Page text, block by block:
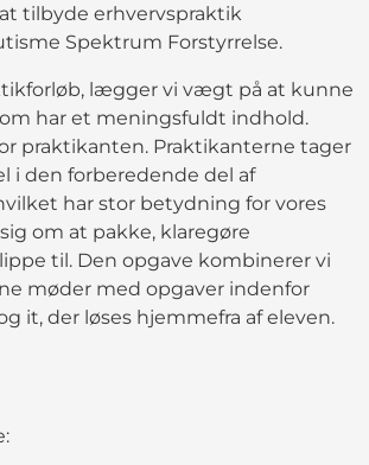
tilbyde erhvervspraktik
Spektrum Forstyrrelse.
lægger vi vægt på at kunne
har et meningsfuldt indhold.
praktikanten. Praktikanterne tager
i den forberedende del af
har stor betydning for vores
om at pakke, klaregøre
til. Den opgave kombinerer vi
møder med opgaver indenfor
it, der løses hjemmefra af eleven.